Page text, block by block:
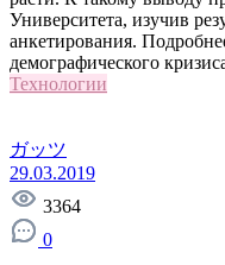
Университета, изучив
анкетирования.
демографического
Технологии
ガッツ
29.03.2019
3364
0